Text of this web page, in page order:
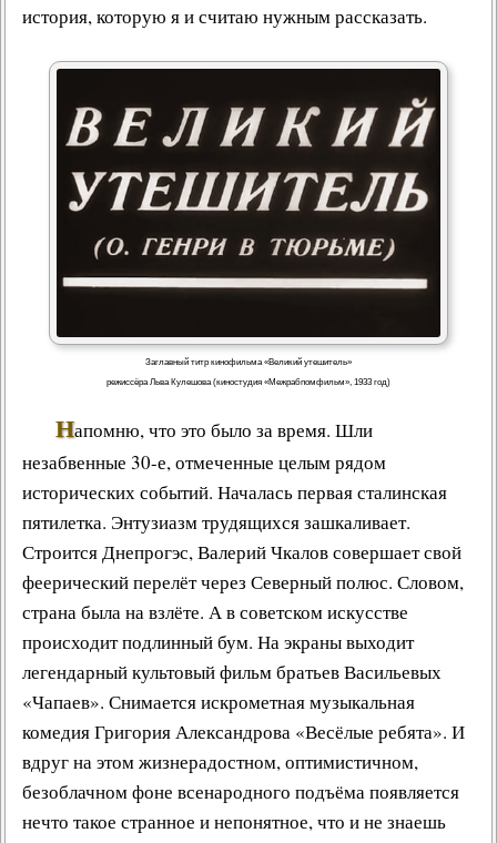
история, которую я и считаю нужным рассказать.
Заглавный титр кинофильма «Великий утешитель»
режиссёра Льва Кулешова (киностудия «Межрабпомфильм», 1933 год)
Напомню, что это было за время. Шли
незабвенные 30-е, отмеченные целым рядом
исторических событий. Началасьпервая сталинская
пятилетка. Энтузиазм трудящихся зашкаливает.
Строится Днепрогэс, Валерий Чкаловсовершает свой
феерическийперелёт через Северный полюс. Словом,
страна была на взлёте. А всоветском искусстве
происходит подлинный бум. На экраны выходит
легендарный культовыйфильм братьев Васильевых
«Чапаев». Снимается искрометнаямузыкальная
комедияГригория Александрова «Весёлые ребята». И
вдруг на этом жизнерадостном, оптимистичном,
безоблачном фоне всенародного подъёма появляется
нечто такое странное и непонятное, что и не знаешь